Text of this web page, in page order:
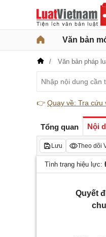
Văn bản
Văn bản pháp
👉 Quay về: Tra cứu
Tổng quan Nội
Lưu Theo dõi
Tình trạng hiệu lực:
Quyết